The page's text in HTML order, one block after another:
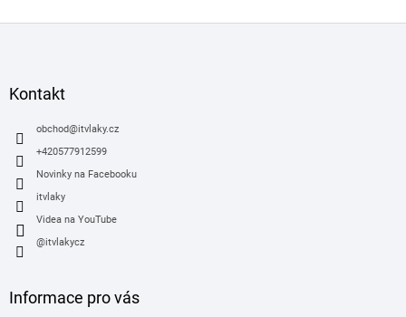
Kontakt
obchod@itvlaky.cz
+420577912599
Novinky na Facebooku
itvlaky
Videa na YouTube
@itvlakycz
Informace pro vás